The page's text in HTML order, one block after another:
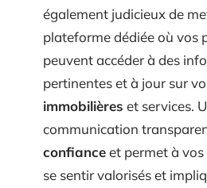
également judicieux de
plateforme dédiée où vos
peuvent accéder à des
pertinentes et à jour sur
immobilières et services.
communication
confianceet permet à
se sentir valorisés et